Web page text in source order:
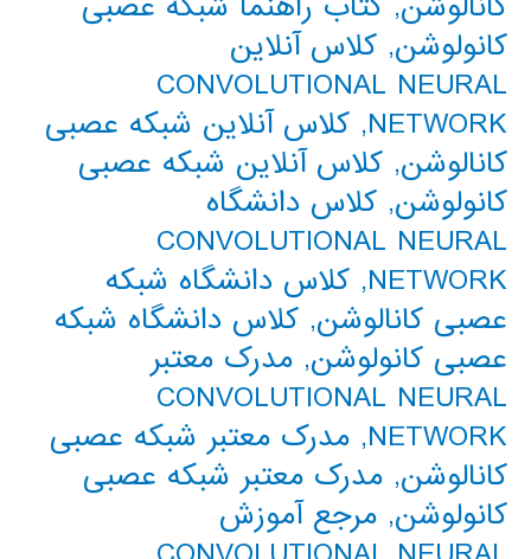
کانولوشن, کلاس آنلاین
CONVOLUTIONAL NEURAL
NETWORK
, کلاس آنلاین شبکه عصبی
کانالوشن, کلاس آنلاین شبکه عصبی
کانولوشن, کلاس دانشگاه
CONVOLUTIONAL NEURAL
NETWORK
, کلاس دانشگاه شبکه
عصبی کانالوشن, کلاس دانشگاه شبکه
عصبی کانولوشن, مدرک معتبر
CONVOLUTIONAL NEURAL
NETWORK
, مدرک معتبر شبکه عصبی
کانالوشن, مدرک معتبر شبکه عصبی
کانولوشن, مرجع آموزش